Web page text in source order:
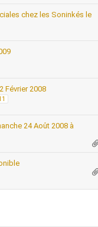
chez les Soninkés le
Février 2008
24 Août 2008 à